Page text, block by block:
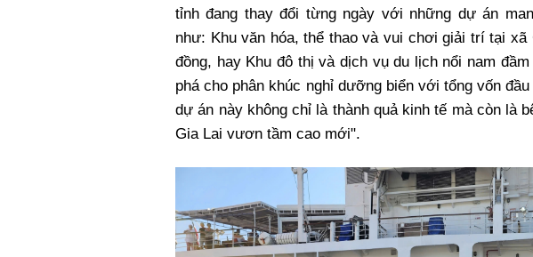
tỉnh đang thay đổi từng ngày với những dự án
như: Khu văn hóa, thể thao và vui chơi giải trí tại
đồng, hay Khu đô thị và dịch vụ du lịch nổi nam
phá cho phân khúc nghỉ dưỡng biển với tổng vốn
dự án này không chỉ là thành quả kinh tế mà còn là
Gia Lai vươn tầm cao mới".